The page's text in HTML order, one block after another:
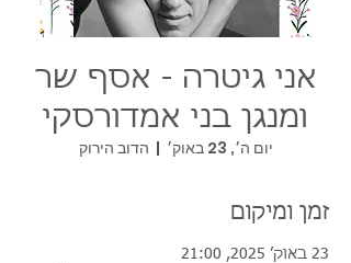
אני גיטרה - אסף שר
ומנגן בני אמדורסקי
יום ה׳, 23 באוק׳
  |
הדוב הירוק
זמן ומיקום
23 באוק׳ 2025, 21:00